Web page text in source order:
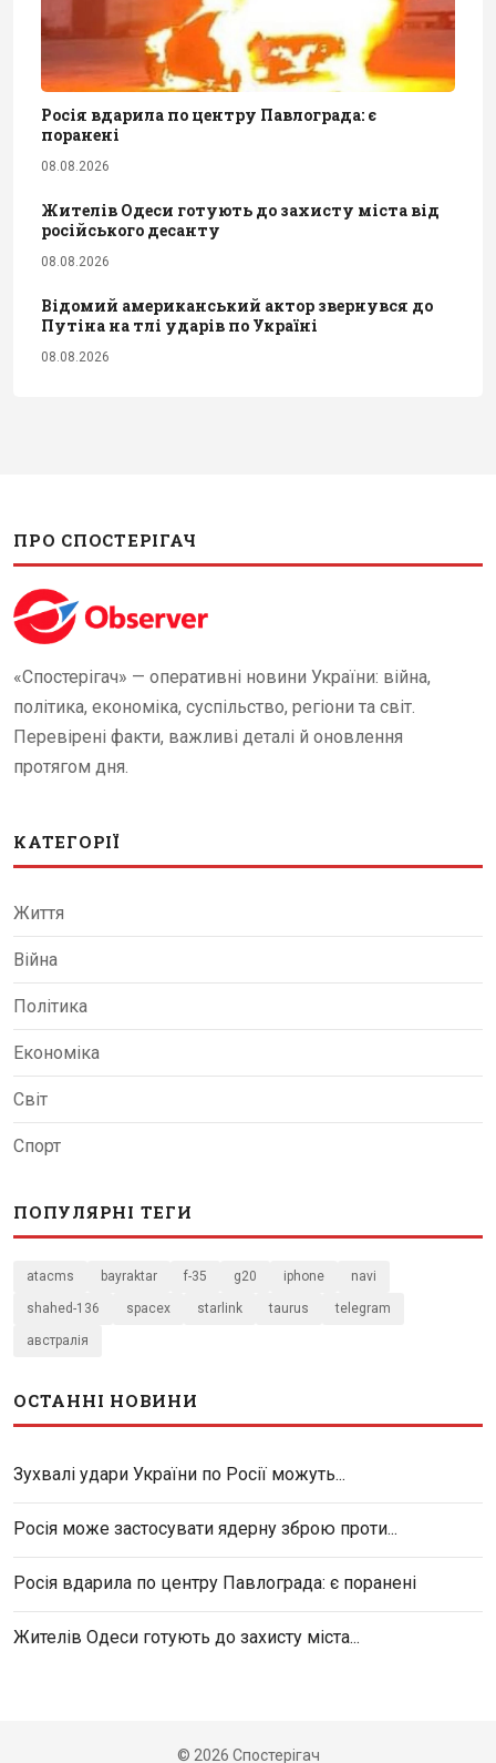
Росія вдарила по центру Павлограда: є
поранені
08.08.2026
Жителів Одеси готують до захисту міста від
російського десанту
08.08.2026
Відомий американський актор звернувся до
Путіна на тлі ударів по Україні
08.08.2026
ПРО СПОСТЕРІГАЧ
«Спостерігач» — оперативні новини України: війна,
політика, економіка, суспільство, регіони та світ.
Перевірені факти, важливі деталі й оновлення
протягом дня.
КАТЕГОРІЇ
Життя
Війна
Політика
Економіка
Світ
Спорт
ПОПУЛЯРНІ ТЕГИ
atacms bayraktar f-35 g20 iphone navi
shahed-136 spacex starlink taurus telegram
австралія
ОСТАННІ НОВИНИ
Зухвалі удари України по Росії можуть...
Росія може застосувати ядерну зброю проти...
Росія вдарила по центру Павлограда: є поранені
Жителів Одеси готують до захисту міста...
© 2026 Спостерігач